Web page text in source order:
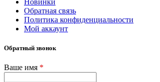
Новинки
Обратная связь
Политика конфиденциальности
Мой аккаунт
Обратный звонок
Ваше имя *